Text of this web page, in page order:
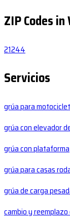
ZIP Codes
21244
Servicios
grúa para
grúa con elevador
grúa con plataforma
grúa para casas
grúa de carga
cambio y